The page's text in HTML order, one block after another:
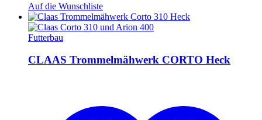
Auf die Wunschliste
Futterbau
CLAAS Trommelmähwerk CORTO Heck